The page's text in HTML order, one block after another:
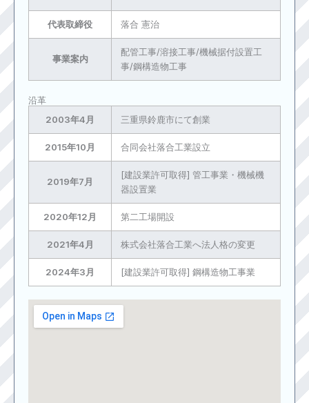
代表取締役 落合 憲治
事業案内
配管工事/溶接工事/機械据付設置工
事/鋼構造物工事
沿革
2003年4月
三重県鈴鹿市にて創業
2015年10月 合同会社落合工業設立
2019年7月
[建設業許可取得] 管工事業・機械機
器設置業
2020年12月 第二工場開設
2021年4月 株式会社落合工業へ法人格の変更
2024年3月 [建設業許可取得] 鋼構造物工事業